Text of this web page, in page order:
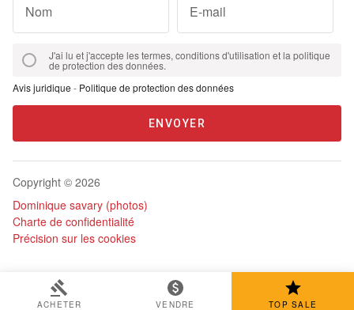
Nom E-mail
J'ai lu et j'accepte les termes, conditions d'utilisation et la politique
de protection des données.
Avis juridique - Politique de protection des données
ENVOYER
Copyright © 2026
Dominique savary (photos)
Charte de confidentialité
Précision sur les cookies
ACHETER VENDRE TOP SALE